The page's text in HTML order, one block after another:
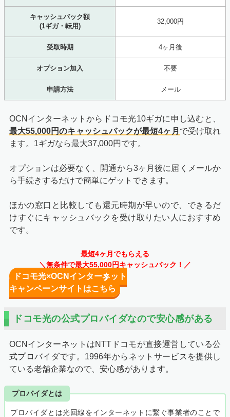
キャッシュバック額
(1ギガ・転用)
32,000円
受取時期 4ヶ月後
オプション加入 不要
申請方法 メール
OCNインターネットからドコモ光10ギガに申し込むと、
最大55,000円のキャッシュバックが最短4ヶ月 で受け取れ
ます。1ギガなら最大37,000円です。
オプションは必要なく、開通から3ヶ月後に届くメールか
ら手続きするだけで簡単にゲットできます。
ほかの窓口と比較しても還元時期が早いので、できるだ
けすぐにキャッシュバックを受け取りたい人におすすめ
です。
最短4ヶ月でもらえる
＼無条件で最大55,000円キャッシュバック！／
ドコモ光×OCNインターネット
キャンペーンサイトはこちら
ドコモ光の公式プロバイダなので安心感がある
OCNインターネットはNTTドコモが直接運営している公
式プロバイダです。1996年からネットサービスを提供し
ている老舗企業なので、安心感があります。
プロバイダとは
プロバイダとは光回線をインターネットに繋ぐ事業者のことで